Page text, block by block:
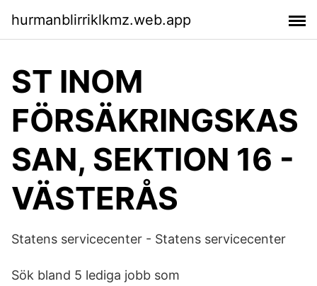
hurmanblirriklkmz.web.app
ST INOM
FÖRSÄKRINGSKAS
SAN, SEKTION 16 -
VÄSTERÅS
Statens servicecenter - Statens servicecenter
Sök bland 5 lediga jobb som